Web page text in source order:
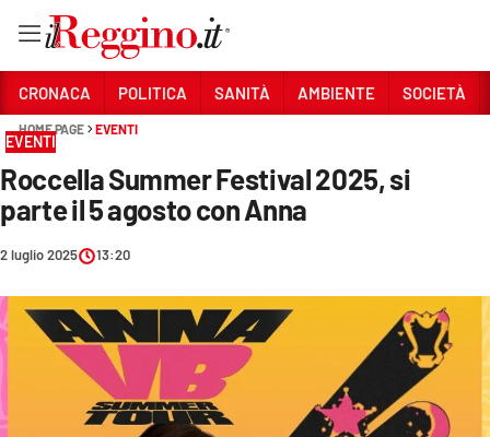
Sezioni
CRONACA
AMBIENTE
SOCIETÀ
CULTURA
CRONACA POLITICA SANITÀ AMBIENTE SOCIETÀ
HOME PAGE EVENTI
EVENTI
Roccella Summer Festival 2025, si
parte il 5 agosto con Anna
2 luglio 2025 13:20